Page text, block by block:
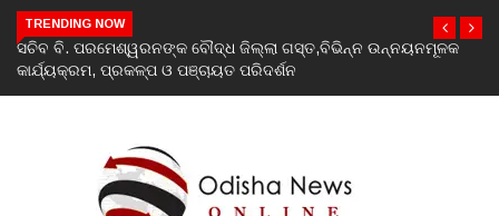
TRENDING NOW
India’s youth greatest strength, potential unmatched
Rahul Gandhi at ‘Chhatron Ki Goonj’ event